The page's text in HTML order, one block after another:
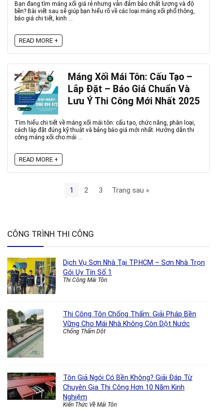
Bạn đang tìm máng xối giá rẻ nhưng vẫn đảm bảo chất lượng và độ
bền? Bài viết sau sẽ giúp bạn hiểu rõ về các loại máng xối phổ thông,
báo giá chi tiết, kinh ...
READ MORE +
Máng Xối Mái Tôn: Cấu Tạo –
Lắp Đặt – Báo Giá Chuẩn Và
Lưu Ý Thi Công Mới Nhất 2025
Tìm hiểu chi tiết về máng xối mái tôn: cấu tạo, chức năng, phân loại,
cách lắp đặt đúng kỹ thuật và bảng báo giá mới nhất. Hướng dẫn thi
công máng xối cho mái ...
READ MORE +
1 2 3 Trang sau »
CÔNG TRÌNH THI CÔNG
Dịch Vụ Sơn Nhà Tại TP.HCM – Sơn Nhà Trọn
Gói Uy Tín Số 1
Thi Công Mái Tôn
Thi Công Tôn Chống Thấm: Giải Pháp Bền
Vững Cho Mái Nhà Không Còn Dột Nước
Chống Thấm Dột
Tôn Giả Ngói Có Bền Không? Giải Đáp Từ
Chuyên Gia Thi Công Hơn 10 Năm Kinh
Nghiệm
Kiến Thức Về Mái Tôn